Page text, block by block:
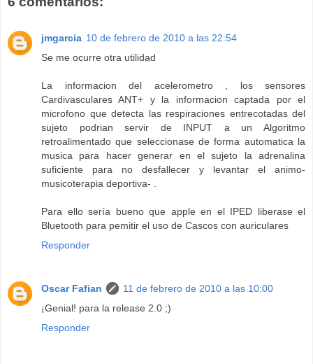
jmgarcia 10 de febrero de 2010 a las 22:54
Se me ocurre otra utilidad
La informacion del acelerometro , los sensores
Cardivasculares ANT+ y la informacion captada por el
microfono que detecta las respiraciones entrecotadas del
sujeto podrian servir de INPUT a un Algoritmo
retroalimentado que seleccionase de forma automatica la
musica para hacer generar en el sujeto la adrenalina
suficiente para no desfallecer y levantar el animo-
musicoterapia deportiva- .
Para ello sería bueno que apple en el IPED liberase el
Bluetooth para pemitir el uso de Cascos con auriculares
Responder
Oscar Fafian
11 de febrero de 2010 a las 10:00
¡Genial! para la release 2.0 ;)
Responder